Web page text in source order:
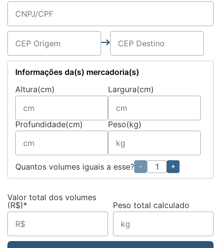
Informações da(s) mercadoria(s)
Altura(cm)
Largura(cm)
Profundidade(cm) Peso(kg)
Quantos volumes iguais a esse? - +
Valor total dos volumes
(R$)*
Peso total calculado